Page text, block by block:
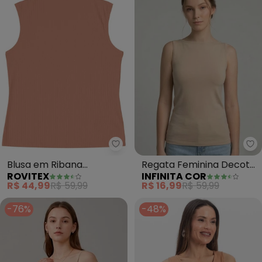
Rovitex - Blusa em Ribana
Blusa em Ribana
Canelada (Marrom)
ROVITEX
R$ 44,99R$ 59,99
Regata Feminina Decote
nas Costas (Marrom)
INFINITA COR
R$ 16,99R$ 59,99
-76%
-48%